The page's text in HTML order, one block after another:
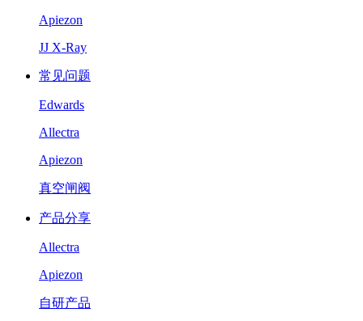
Apiezon
JJ X-Ray
常见问题
Edwards
Allectra
Apiezon
真空闸阀
产品分享
Allectra
Apiezon
自研产品